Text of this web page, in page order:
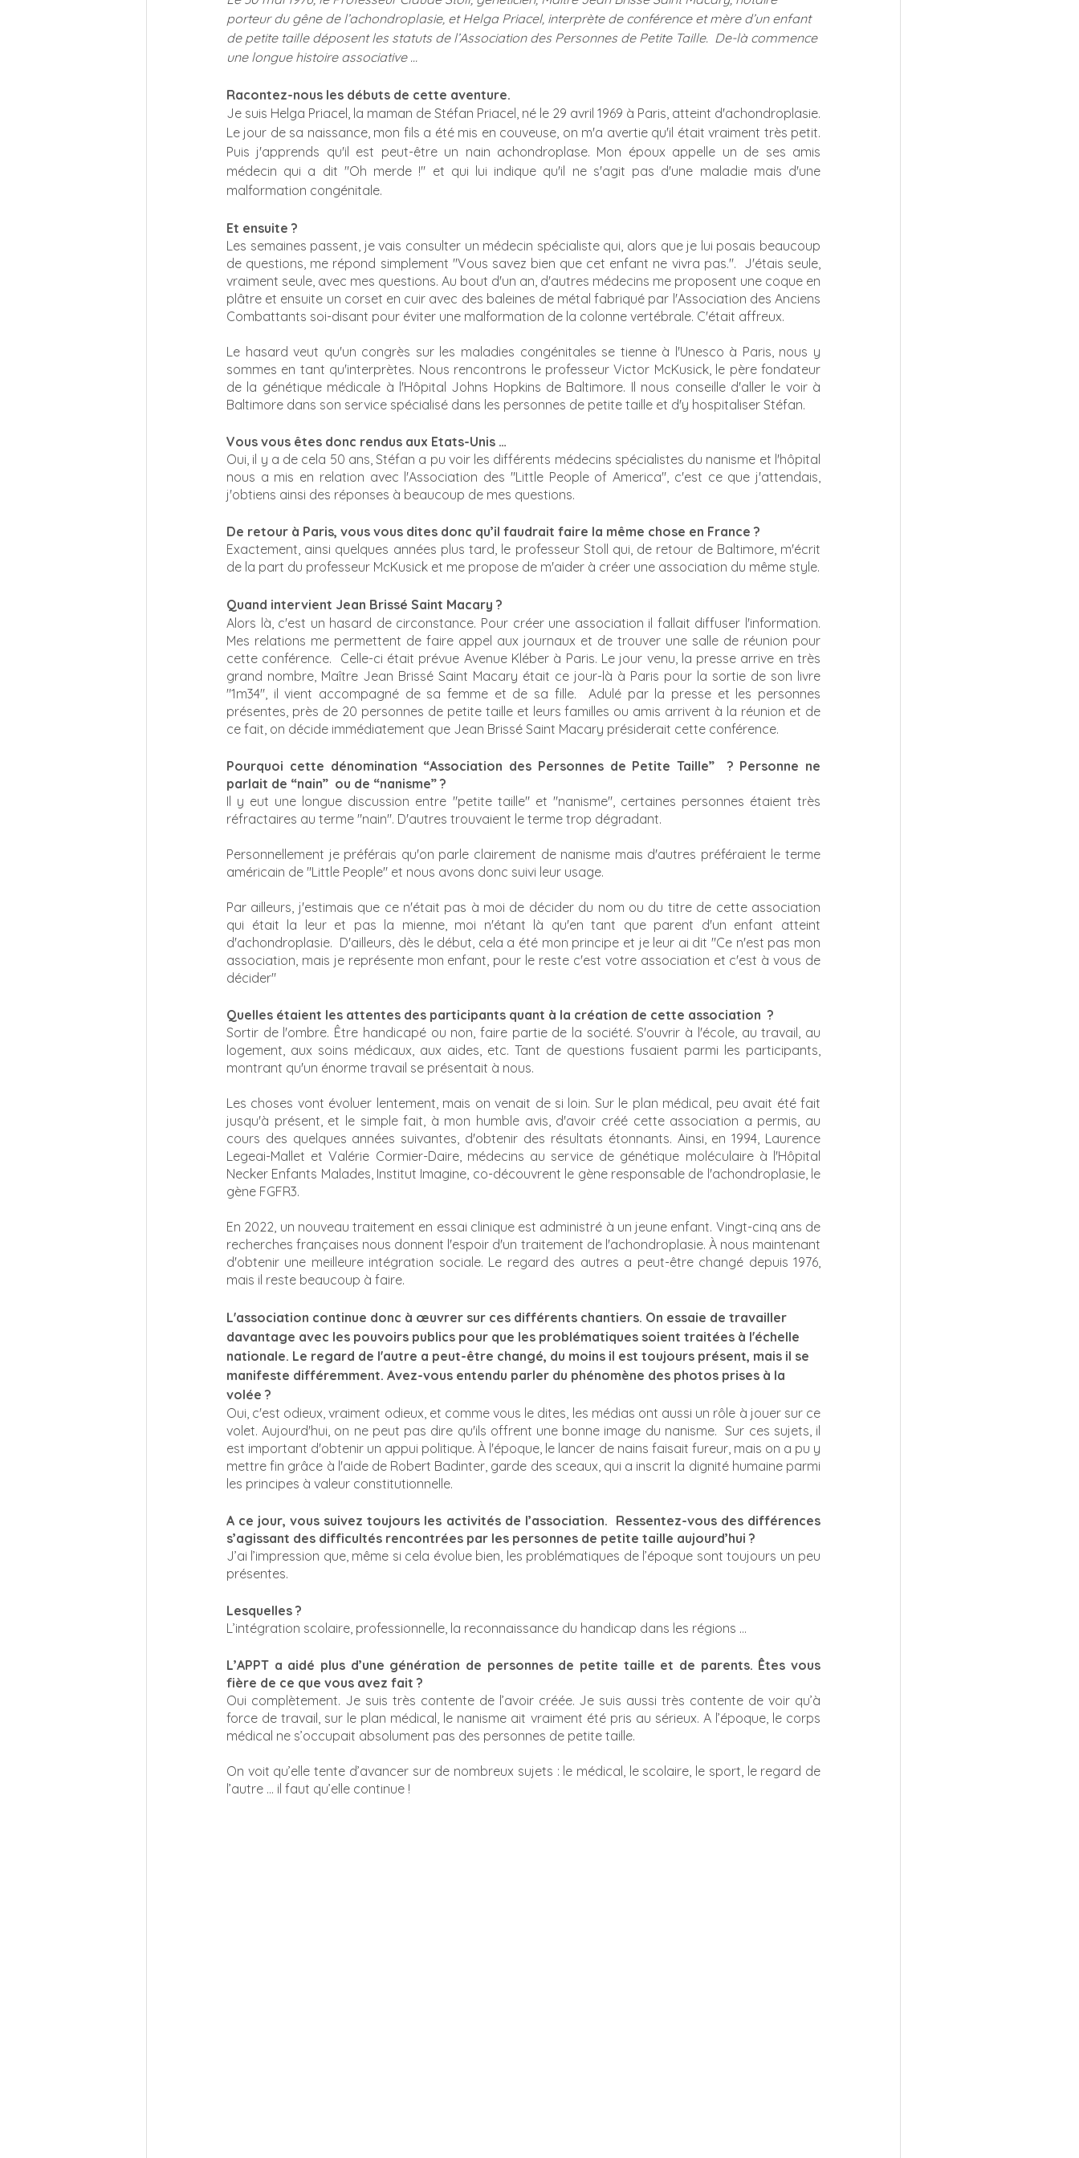
porteur du gêne de l’achondroplasie, et Helga Priacel, interprète de conférence et mère d’un enfant
de petite taille déposent les statuts de l’Association des Personnes de Petite Taille.  De-là commence
une longue histoire associative …
Racontez-nous les débuts de cette aventure.
Je suis Helga Priacel, la maman de Stéfan Priacel, né le 29 avril 1969 à Paris, atteint d'achondroplasie.
Le jour de sa naissance, mon fils a été mis en couveuse, on m'a avertie qu'il était vraiment très petit.
Puis j'apprends qu'il est peut-être un nain achondroplase. Mon époux appelle un de ses amis
médecin qui a dit "Oh merde !" et qui lui indique qu'il ne s'agit pas d'une maladie mais d'une
malformation congénitale.
Et ensuite ?
Les semaines passent, je vais consulter un médecin spécialiste qui, alors que je lui posais beaucoup
de questions, me répond simplement "Vous savez bien que cet enfant ne vivra pas.".  J'étais seule,
vraiment seule, avec mes questions. Au bout d'un an, d'autres médecins me proposent une coque en
plâtre et ensuite un corset en cuir avec des baleines de métal fabriqué par l'Association des Anciens
Combattants soi-disant pour éviter une malformation de la colonne vertébrale. C'était affreux.
Le hasard veut qu'un congrès sur les maladies congénitales se tienne à l'Unesco à Paris, nous y
sommes en tant qu'interprètes. Nous rencontrons le professeur Victor McKusick, le père fondateur
de la génétique médicale à l'Hôpital Johns Hopkins de Baltimore. Il nous conseille d'aller le voir à
Baltimore dans son service spécialisé dans les personnes de petite taille et d'y hospitaliser Stéfan.
Vous vous êtes donc rendus aux Etats-Unis …
Oui, il y a de cela 50 ans, Stéfan a pu voir les différents médecins spécialistes du nanisme et l'hôpital
nous a mis en relation avec l'Association des "Little People of America", c'est ce que j'attendais,
j'obtiens ainsi des réponses à beaucoup de mes questions.
De retour à Paris, vous vous dites donc qu’il faudrait faire la même chose en France ?
Exactement, ainsi quelques années plus tard, le professeur Stoll qui, de retour de Baltimore, m'écrit
de la part du professeur McKusick et me propose de m'aider à créer une association du même style.
Quand intervient Jean Brissé Saint Macary ?
Alors là, c'est un hasard de circonstance. Pour créer une association il fallait diffuser l'information.
Mes relations me permettent de faire appel aux journaux et de trouver une salle de réunion pour
cette conférence.  Celle-ci était prévue Avenue Kléber à Paris. Le jour venu, la presse arrive en très
grand nombre, Maître Jean Brissé Saint Macary était ce jour-là à Paris pour la sortie de son livre
"1m34", il vient accompagné de sa femme et de sa fille.  Adulé par la presse et les personnes
présentes, près de 20 personnes de petite taille et leurs familles ou amis arrivent à la réunion et de
ce fait, on décide immédiatement que Jean Brissé Saint Macary présiderait cette conférence.
Pourquoi cette dénomination “Association des Personnes de Petite Taille”  ? Personne ne
parlait de “nain”  ou de “nanisme” ?
Il y eut une longue discussion entre "petite taille" et "nanisme", certaines personnes étaient très
réfractaires au terme "nain". D'autres trouvaient le terme trop dégradant.
Personnellement je préférais qu'on parle clairement de nanisme mais d'autres préféraient le terme
américain de "Little People" et nous avons donc suivi leur usage.
Par ailleurs, j'estimais que ce n'était pas à moi de décider du nom ou du titre de cette association
qui était la leur et pas la mienne, moi n'étant là qu'en tant que parent d'un enfant atteint
d'achondroplasie.  D'ailleurs, dès le début, cela a été mon principe et je leur ai dit "Ce n'est pas mon
association, mais je représente mon enfant, pour le reste c'est votre association et c'est à vous de
décider"
Quelles étaient les attentes des participants quant à la création de cette association  ?
Sortir de l'ombre. Être handicapé ou non, faire partie de la société. S'ouvrir à l'école, au travail, au
logement, aux soins médicaux, aux aides, etc. Tant de questions fusaient parmi les participants,
montrant qu'un énorme travail se présentait à nous.
Les choses vont évoluer lentement, mais on venait de si loin. Sur le plan médical, peu avait été fait
jusqu'à présent, et le simple fait, à mon humble avis, d'avoir créé cette association a permis, au
cours des quelques années suivantes, d'obtenir des résultats étonnants. Ainsi, en 1994, Laurence
Legeai-Mallet et Valérie Cormier-Daire, médecins au service de génétique moléculaire à l'Hôpital
Necker Enfants Malades, Institut Imagine, co-découvrent le gène responsable de l'achondroplasie, le
gène FGFR3.
En 2022, un nouveau traitement en essai clinique est administré à un jeune enfant. Vingt-cinq ans de
recherches françaises nous donnent l'espoir d'un traitement de l'achondroplasie. À nous maintenant
d'obtenir une meilleure intégration sociale. Le regard des autres a peut-être changé depuis 1976,
mais il reste beaucoup à faire.
L'association continue donc à œuvrer sur ces différents chantiers. On essaie de travailler
davantage avec les pouvoirs publics pour que les problématiques soient traitées à l'échelle
nationale. Le regard de l'autre a peut-être changé, du moins il est toujours présent, mais il se
manifeste différemment. Avez-vous entendu parler du phénomène des photos prises à la
volée ?
Oui, c'est odieux, vraiment odieux, et comme vous le dites, les médias ont aussi un rôle à jouer sur ce
volet. Aujourd'hui, on ne peut pas dire qu'ils offrent une bonne image du nanisme.  Sur ces sujets, il
est important d'obtenir un appui politique. À l'époque, le lancer de nains faisait fureur, mais on a pu y
mettre fin grâce à l'aide de Robert Badinter, garde des sceaux, qui a inscrit la dignité humaine parmi
les principes à valeur constitutionnelle.
A ce jour, vous suivez toujours les activités de l’association.  Ressentez-vous des différences
s’agissant des difficultés rencontrées par les personnes de petite taille aujourd’hui ?
J’ai l’impression que, même si cela évolue bien, les problématiques de l’époque sont toujours un peu
présentes.
Lesquelles ?
L’intégration scolaire, professionnelle, la reconnaissance du handicap dans les régions …
L’APPT a aidé plus d’une génération de personnes de petite taille et de parents. Êtes vous
fière de ce que vous avez fait ?
Oui complètement. Je suis très contente de l’avoir créée. Je suis aussi très contente de voir qu’à
force de travail, sur le plan médical, le nanisme ait vraiment été pris au sérieux. A l’époque, le corps
médical ne s’occupait absolument pas des personnes de petite taille.
On voit qu’elle tente d’avancer sur de nombreux sujets : le médical, le scolaire, le sport, le regard de
l’autre … il faut qu’elle continue !